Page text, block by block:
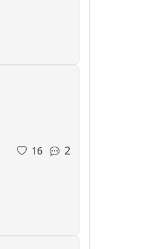
16 2